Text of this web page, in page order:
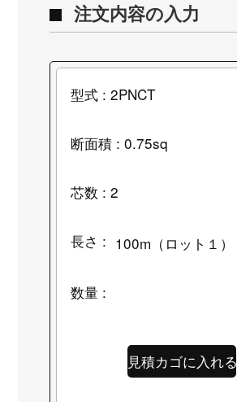
注文内容の入力
型式 : 2PNCT
断面積 : 0.75sq
芯数 : 2
長さ :
数量 :